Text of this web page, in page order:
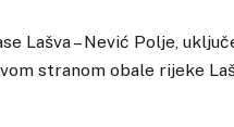
Lašva – Nević Polje,
stranom obale rijeke